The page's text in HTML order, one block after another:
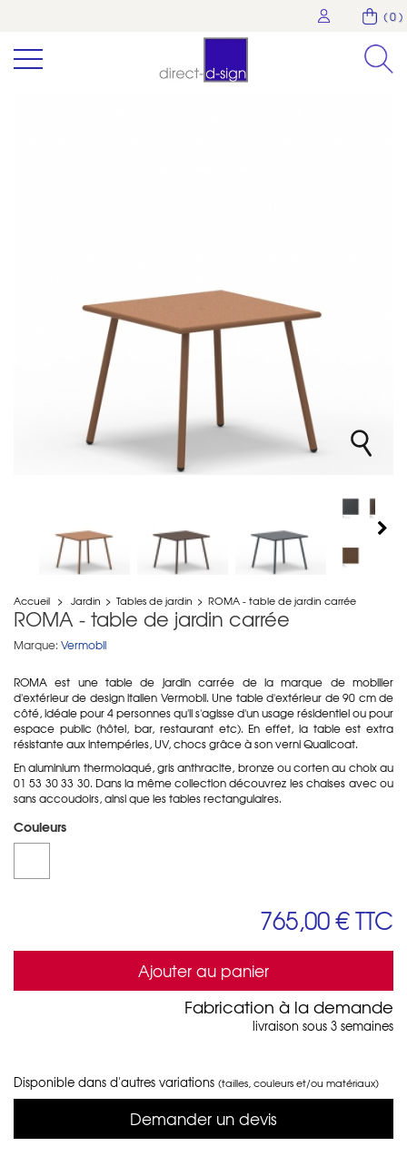
( 0 )
Accueil > Jardin > Tables de jardin > ROMA - table de jardin carrée
ROMA - table de jardin carrée
Marque: Vermobil
ROMA est une table de jardin carrée de la marque de mobilier
d'extérieur de design italien Vermobil. Une table d'extérieur de 90 cm de
côté, idéale pour 4 personnes qu'il s'agisse d'un usage résidentiel ou pour
espace public (hôtel, bar, restaurant etc). En effet, la table est extra
résistante aux intempéries, UV, chocs grâce à son verni Qualicoat.
En aluminium thermolaqué, gris anthracite, bronze ou corten au choix au
01 53 30 33 30. Dans la même collection découvrez les chaises avec ou
sans accoudoirs, ainsi que les tables rectangulaires.
Couleurs
765,00 €TTC
Ajouter au panier
Fabrication à la demande
livraison sous 3 semaines
Disponible dans d'autres variations (tailles, couleurs et/ou matériaux)
Demander un devis